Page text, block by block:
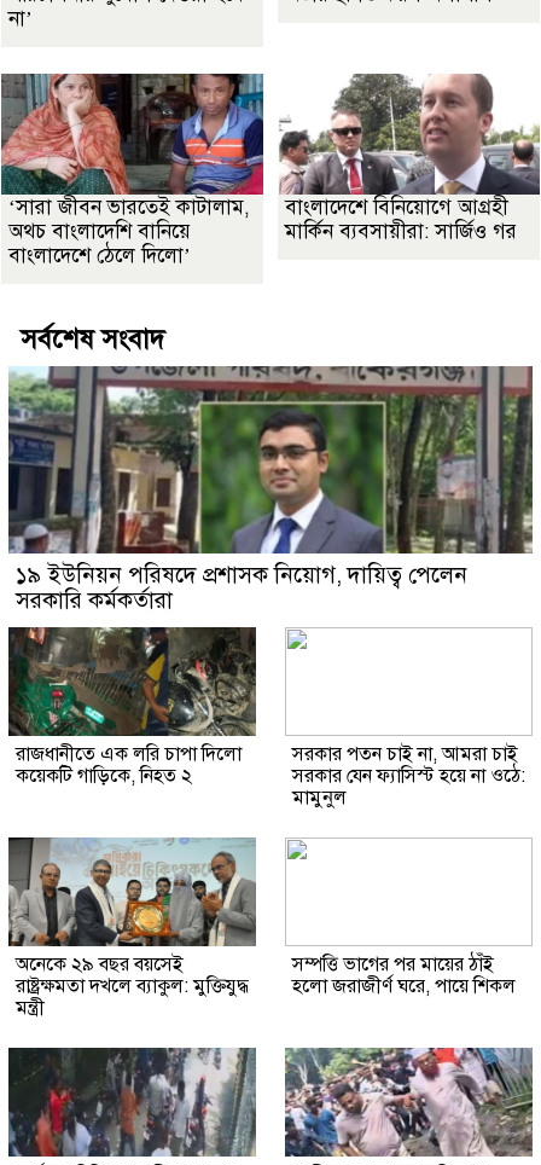
না’
‘সারা জীবন ভারতেই কাটালাম,
অথচ বাংলাদেশি বানিয়ে
বাংলাদেশে ঠেলে দিলো’
বাংলাদেশে বিনিয়োগে আগ্রহী
মার্কিন ব্যবসায়ীরা: সার্জিও গর
সর্বশেষ সংবাদ
১৯ ইউনিয়ন পরিষদে প্রশাসক নিয়োগ, দায়িত্ব পেলেন
সরকারি কর্মকর্তারা
রাজধানীতে এক লরি চাপা দিলো
কয়েকটি গাড়িকে, নিহত ২
সরকার পতন চাই না, আমরা চাই
সরকার যেন ফ্যাসিস্ট হয়ে না ওঠে:
মামুনুল
অনেকে ২৯ বছর বয়সেই
রাষ্ট্রক্ষমতা দখলে ব্যাকুল: মুক্তিযুদ্ধ
মন্ত্রী
সম্পত্তি ভাগের পর মায়ের ঠাঁই
হলো জরাজীর্ণ ঘরে, পায়ে শিকল